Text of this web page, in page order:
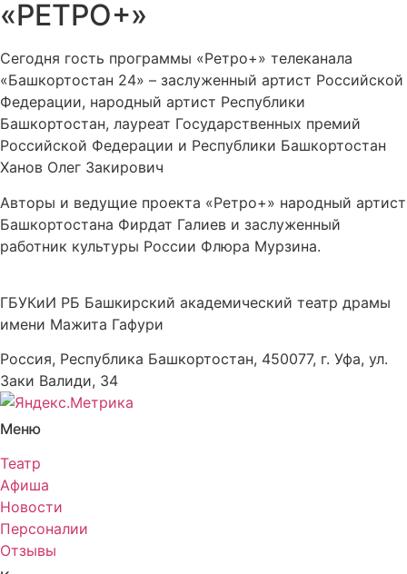
«РЕТРО+»
Сегодня гость программы «Ретро+» телеканала
«Башкортостан 24» – заслуженный артист Российской
Федерации, народный артист Республики
Башкортостан, лауреат Государственных премий
Российской Федерации и Республики Башкортостан
Ханов Олег Закирович
Авторы и ведущие проекта «Ретро+» народный артист
Башкортостана Фирдат Галиев и заслуженный
работник культуры России Флюра Мурзина.
ГБУКиИ РБ Башкирский академический театр драмы
имени Мажита Гафури
Россия, Республика Башкортостан, 450077, г. Уфа, ул.
Заки Валиди, 34
Меню
Театр
Афиша
Новости
Персоналии
Отзывы